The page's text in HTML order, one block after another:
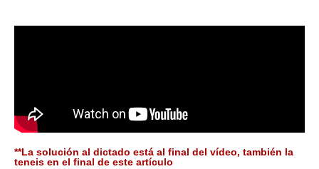
**La solución al dictado está al final del vídeo, también la
teneis en el final de este artículo